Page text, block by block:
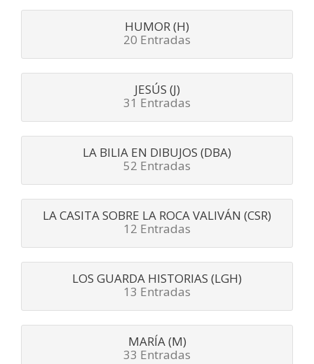
HUMOR (H)
20 Entradas
JESÚS (J)
31 Entradas
LA BILIA EN DIBUJOS (DBA)
52 Entradas
LA CASITA SOBRE LA ROCA VALIVÁN (CSR)
12 Entradas
LOS GUARDA HISTORIAS (LGH)
13 Entradas
MARÍA (M)
33 Entradas